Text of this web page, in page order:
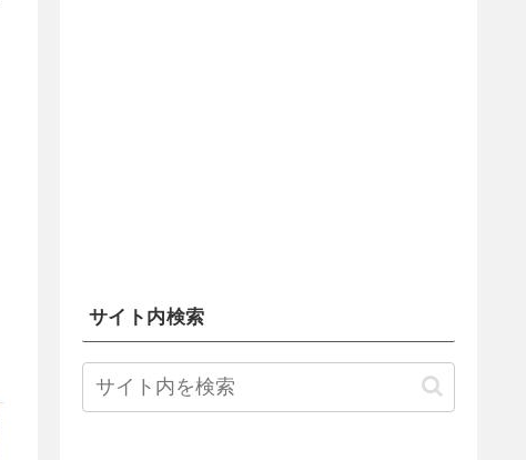
サイト内検索